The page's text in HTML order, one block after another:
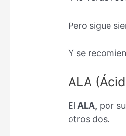
Pero sigue
Y se
ALA
El ALA, por
otros dos.